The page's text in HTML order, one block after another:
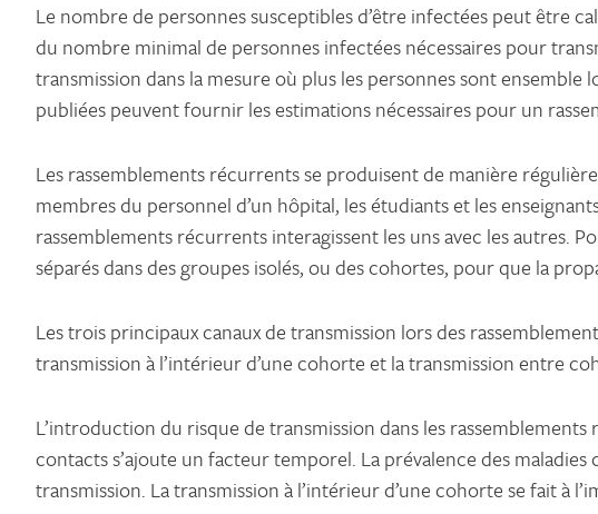
Le nombre de personnes susceptibles d’être infectées peut être
du nombre minimal de personnes infectées nécessaires pour
transmission dans la mesure où plus les personnes sont
publiées peuvent fournir les estimations nécessaires pour un
Les rassemblements récurrents se produisent de manière
membres du personnel d’un hôpital, les étudiants et les
rassemblements récurrents interagissent les uns avec les autres.
séparés dans des groupes isolés, ou des cohortes, pour que la
Les trois principaux canaux de transmission lors des
transmission à l’intérieur d’une cohorte et la transmission entre
L’introduction du risque de transmission dans les
contacts s’ajoute un facteur temporel. La prévalence des
transmission. La transmission à l’intérieur d’une cohorte se fait à